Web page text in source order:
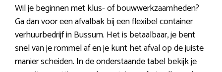
Wil je beginnen met klus- of bouwwerkzaamheden?
Ga dan voor een afvalbak bij een flexibel container
verhuurbedrijf in Bussum. Het is betaalbaar, je bent
snel van je rommel af en je kunt het afval op de juiste
manier scheiden. In de onderstaande tabel bekijk je